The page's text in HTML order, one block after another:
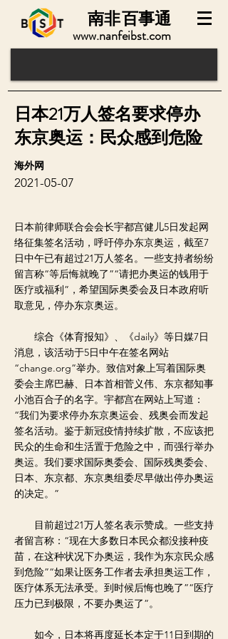
www.nanfeibst.com
百事通
南非
日本前律师联合会会长宇都宫健儿5日发起网
络征集签名活动，呼吁停办东京奥运，截至7
日中午已有超过21万人签名。一些支持者纷纷
留言称“等后悔就晚了”“请把办奥运的钱用于
医疗或福利”，希望国际奥委会及日本政府听
取意见，停办东京奥运。
综合《体育报知》、《daily》等日媒7日
消息，该活动于5日中午在签名网站
“change.org”举办。致信对象上写着国际奥
委会主席巴赫、日本首相菅义伟、东京都知事
小池百合子的名字。宇都宫在网站上写道：
“我们为要求停办东京奥运会、残奥会而发起
签名活动。鉴于新冠疫情持续扩散，不应该把
民众的生命和生活置于危险之中，而强行举办
奥运。我们要求国际奥委会、国际残奥委会、
日本、东京都、东京奥组委尽早做出停办奥运
的决定。”
目前超过21万人签名表示赞成。一些支持
者留言称：“现在大多数日本民众都没接种疫
苗，在这种状况下办奥运，我作为东京民众感
到危险”“如果让医务工作者去承担奥运工作，
医疗体系无法承受。到时候后悔也晚了”“医疗
压力已到极限，不要办奥运了”。
如今，日本将再度延长本定于11日到期的
海外网
2021-05-07
日本21万人签名要求停办
东京奥运：民众感到危险